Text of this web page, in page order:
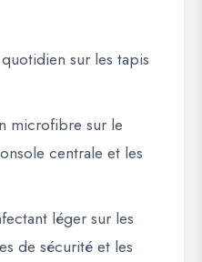
sur les tapis
microfibre sur le
centrale et les
léger sur les
de sécurité et les